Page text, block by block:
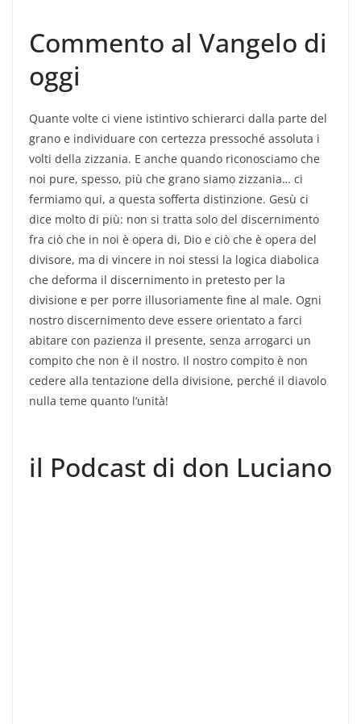
Commento al Vangelo di
oggi
Quante volte ci viene istintivo schierarci dalla parte del
grano e individuare con certezza pressoché assoluta i
volti della zizzania. E anche quando riconosciamo che
noi pure, spesso, più che grano siamo zizzania… ci
fermiamo qui, a questa sofferta distinzione. Gesù ci
dice molto di più: non si tratta solo del discernimento
fra ciò che in noi è opera di, Dio e ciò che è opera del
divisore, ma di vincere in noi stessi la logica diabolica
che deforma il discernimento in pretesto per la
divisione e per porre illusoriamente fine al male. Ogni
nostro discernimento deve essere orientato a farci
abitare con pazienza il presente, senza arrogarci un
compito che non è il nostro. Il nostro compito è non
cedere alla tentazione della divisione, perché il diavolo
nulla teme quanto l’unità!
il Podcast di don Luciano